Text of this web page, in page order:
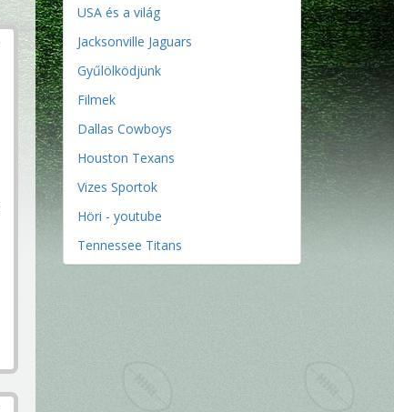
USA és a világ
Jacksonville Jaguars
Gyűlölködjünk
Filmek
Dallas Cowboys
Houston Texans
Vizes Sportok
Höri - youtube
Tennessee Titans